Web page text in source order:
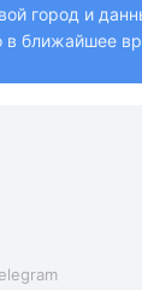
город и
в ближайшее